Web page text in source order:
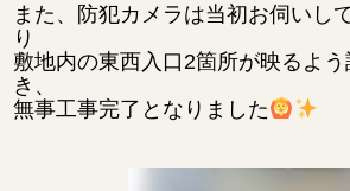
また、防犯カメラは当初お伺いし
り
敷地内の東西入口2箇所が映るよ
き、
無事工事完了となりました